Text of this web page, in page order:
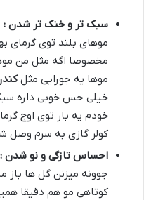
سبک تر و خنک تر شدن :
موهای بلند توی گرمای
مخصوصا اگه مثل من
موها یه جورایی مثل
خیلی حس خوبی داره
خودم یه بار توی اوج
کولر گازی به سرم وصل
احساس تازگی و نو شدن :
جوونه میزنن گل ها باز
کوتاهی مو هم دقیقا